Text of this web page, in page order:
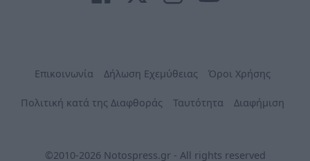
Επικοινωνία Δήλωση Εχεμύθειας Όροι Χρήσης
Πολιτική κατά της Διαφθοράς Ταυτότητα Διαφήμιση
©2010-2026 Notospress.gr - All rights reserved